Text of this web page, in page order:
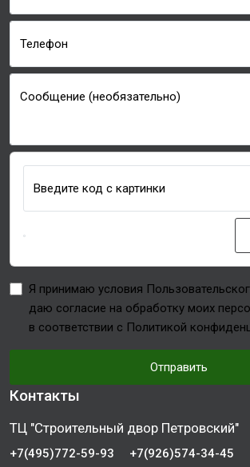
Телефон
Сообщение (необязательно)
Введите код с картинки
Я принимаю условия
даю согласие на обработку моих
в соответствии с Политикой
Отправить
Контакты
ТЦ "Строительный двор Петровский"
+7(495)772-59-93 +7(926)574-34-45